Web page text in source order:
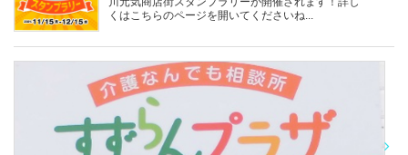
くはこちらのページを開いてくださいね...